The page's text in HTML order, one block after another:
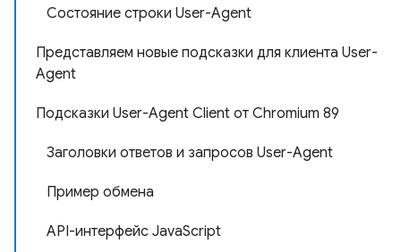
Состояние строки User-Agent
Представляем новые подсказки для клиента User-
Agent
Подсказки User-Agent Client от Chromium 89
Заголовки ответов и запросов User-Agent
Пример обмена
API-интерфейс JavaScript